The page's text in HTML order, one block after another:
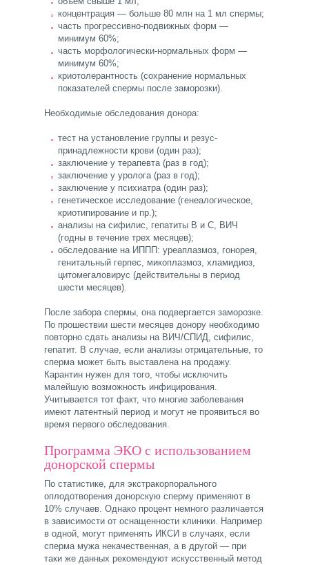
концентрация — больше 80 млн на 1 мл спермы;
часть прогрессивно-подвижных форм —
минимум 60%;
часть морфологически-нормальных форм —
минимум 60%;
криотолерантность (сохранение нормальных
показателей спермы после заморозки).
Необходимые обследования донора:
тест на установление группы и резус-
принадлежности крови (один раз);
заключение у терапевта (раз в год);
заключение у уролога (раз в год);
заключение у психиатра (один раз);
генетическое исследование (генеалогическое,
криотипирование и пр.);
анализы на сифилис, гепатиты В и С, ВИЧ
(годны в течение трех месяцев);
обследование на ИППП: уреаплазмоз, гонорея,
генитальный герпес, микоплазмоз, хламидиоз,
цитомегаловирус (действительны в период
шести месяцев).
После забора спермы, она подвергается заморозке.
По прошествии шести месяцев донору необходимо
повторно сдать анализы на ВИЧ/СПИД, сифилис,
гепатит. В случае, если анализы отрицательные, то
сперма может быть выставлена на продажу.
Карантин нужен для того, чтобы исключить
малейшую возможность инфицирования.
Учитывается тот факт, что многие заболевания
имеют латентный период и могут не проявиться во
время первого обследования.
Программа ЭКО с использованием
донорской спермы
По статистике, для экстракорпорального
оплодотворения донорскую сперму применяют в
10% случаев. Однако процент немного различается
в зависимости от оснащенности клиники. Например
в одной, могут применять ИКСИ в случаях, если
сперма мужа некачественная, а в другой — при
таки же данных рекомендуют искусственный метод